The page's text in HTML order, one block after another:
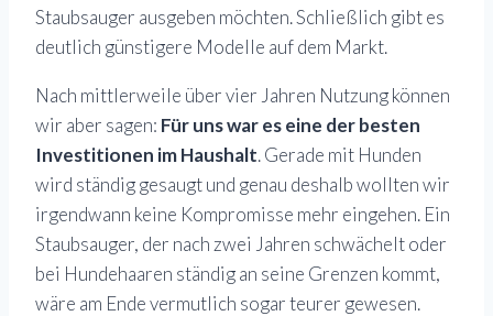
Staubsauger ausgeben möchten. Schließlich gibt es
deutlich günstigere Modelle auf dem Markt.
Nach mittlerweile über vier Jahren Nutzung können
wir aber sagen: Für uns war es eine der besten
Investitionen im Haushalt. Gerade mit Hunden
wird ständig gesaugt und genau deshalb wollten wir
irgendwann keine Kompromisse mehr eingehen. Ein
Staubsauger, der nach zwei Jahren schwächelt oder
bei Hundehaaren ständig an seine Grenzen kommt,
wäre am Ende vermutlich sogar teurer gewesen.